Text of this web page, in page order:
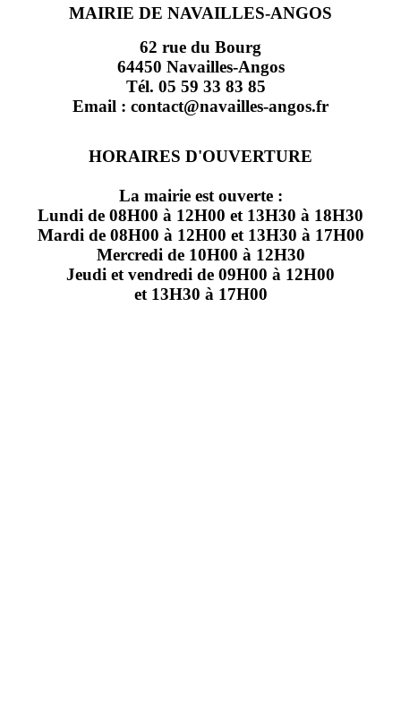
MAIRIE DE NAVAILLES-ANGOS
62 rue du Bourg
64450 Navailles-Angos
Tél. 05 59 33 83 85
Email : contact@navailles-angos.fr
HORAIRES D'OUVERTURE
La mairie est ouverte :
Lundi de 08H00 à 12H00 et 13H30 à 18H30
Mardi de 08H00 à 12H00 et 13H30 à 17H00
Mercredi de 10H00 à 12H30
Jeudi et vendredi de 09H00 à 12H00
et 13H30 à 17H00